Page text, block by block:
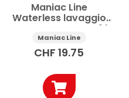
Maniac Line
Waterless lavaggio
auto concentrato 1 l
Maniac Line
CHF 19.75